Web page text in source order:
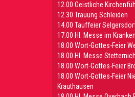
12.00 Geistliche
12.30 Trauung Schleiden
14.00 Tauffeier
17.00 Hl. Messe im
18.00 Wort-Gottes-Feier
18.00 Hl. Messe Stetternich
18.00 Wort-Gottes-Feier
18.00 Wort-Gottes-Feier
Krauthausen